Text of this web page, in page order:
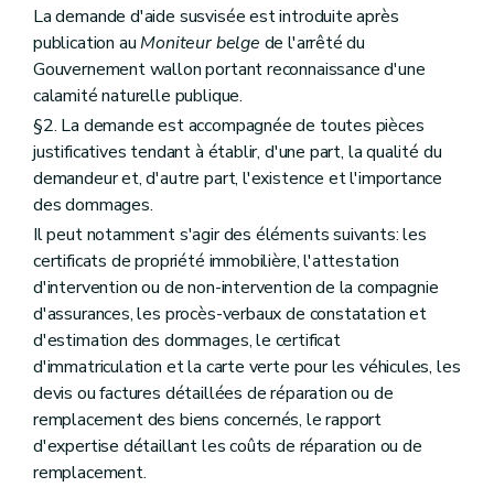
La demande d'aide susvisée est introduite après
publication auMoniteur belge de l'arrêté du
Gouvernement wallon portant reconnaissance d'une
calamité naturelle publique.
§2. La demande est accompagnée de toutes pièces
justificatives tendant à établir, d'une part, la qualité du
demandeur et, d'autre part, l'existence et l'importance
des dommages.
Il peut notamment s'agir des éléments suivants: les
certificats de propriété immobilière, l'attestation
d'intervention ou de non-intervention de la compagnie
d'assurances, les procès-verbaux de constatation et
d'estimation des dommages, le certificat
d'immatriculation et la carte verte pour les véhicules, les
devis ou factures détaillées de réparation ou de
remplacement des biens concernés, le rapport
d'expertise détaillant les coûts de réparation ou de
remplacement.